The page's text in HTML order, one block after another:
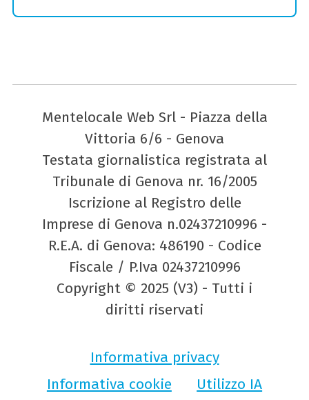
Mentelocale Web Srl - Piazza della
Vittoria 6/6 - Genova
Testata giornalistica registrata al
Tribunale di Genova nr. 16/2005
Iscrizione al Registro delle
Imprese di Genova n.02437210996 -
R.E.A. di Genova: 486190 - Codice
Fiscale / P.Iva 02437210996
Copyright © 2025 (V3) - Tutti i
diritti riservati
Informativa privacy
Informativa cookie
Utilizzo IA